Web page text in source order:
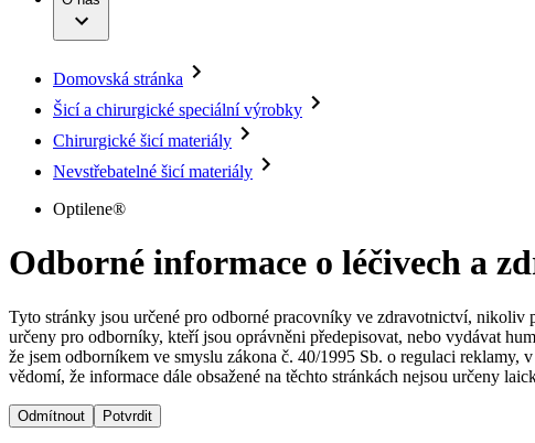
Léčba bolesti
Mimotělní očišťování krve
Miniinvazivní chirurgie
Neurochirurgie
Nutriční terapie
Onkologie
Ortopedie
Prevence a kontrola infekcí
Uzavírání ran
Terapie
Onemocnění
B. Braun Avitum
Vaše příležitost​
Média
Tiskové zprávy
Kontakt
Média
Kontakt
Domovská stránka
Šicí a chirurgické speciální výrobky
Chirurgické šicí materiály
Nevstřebatelné šicí materiály
Optilene®
Odborné informace o léčivech a
Tyto stránky jsou určené pro odborné pracovníky ve zdravotnictví,
určeny pro odborníky, kteří jsou oprávněni předepisovat, nebo vydávat
že jsem odborníkem ve smyslu zákona č. 40/1995 Sb. o regulaci
vědomí, že informace dále obsažené na těchto stránkách nejsou určeny
Odmítnout Potvrdit